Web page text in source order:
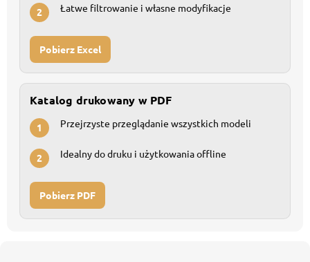
2 Łatwe filtrowanie i własne modyfikacje
Pobierz Excel
Katalog drukowany w PDF
1 Przejrzyste przeglądanie wszystkich modeli
2 Idealny do druku i użytkowania offline
Pobierz PDF